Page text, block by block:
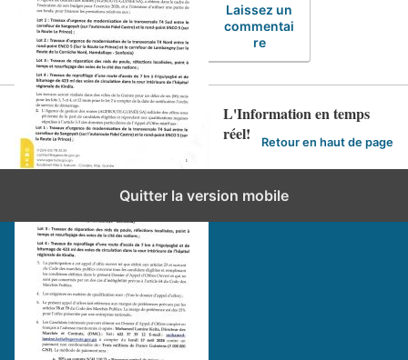
Laissez un
commentai
re
L'Information en temps
réel!
Retour en haut de page
Quitter la version mobile